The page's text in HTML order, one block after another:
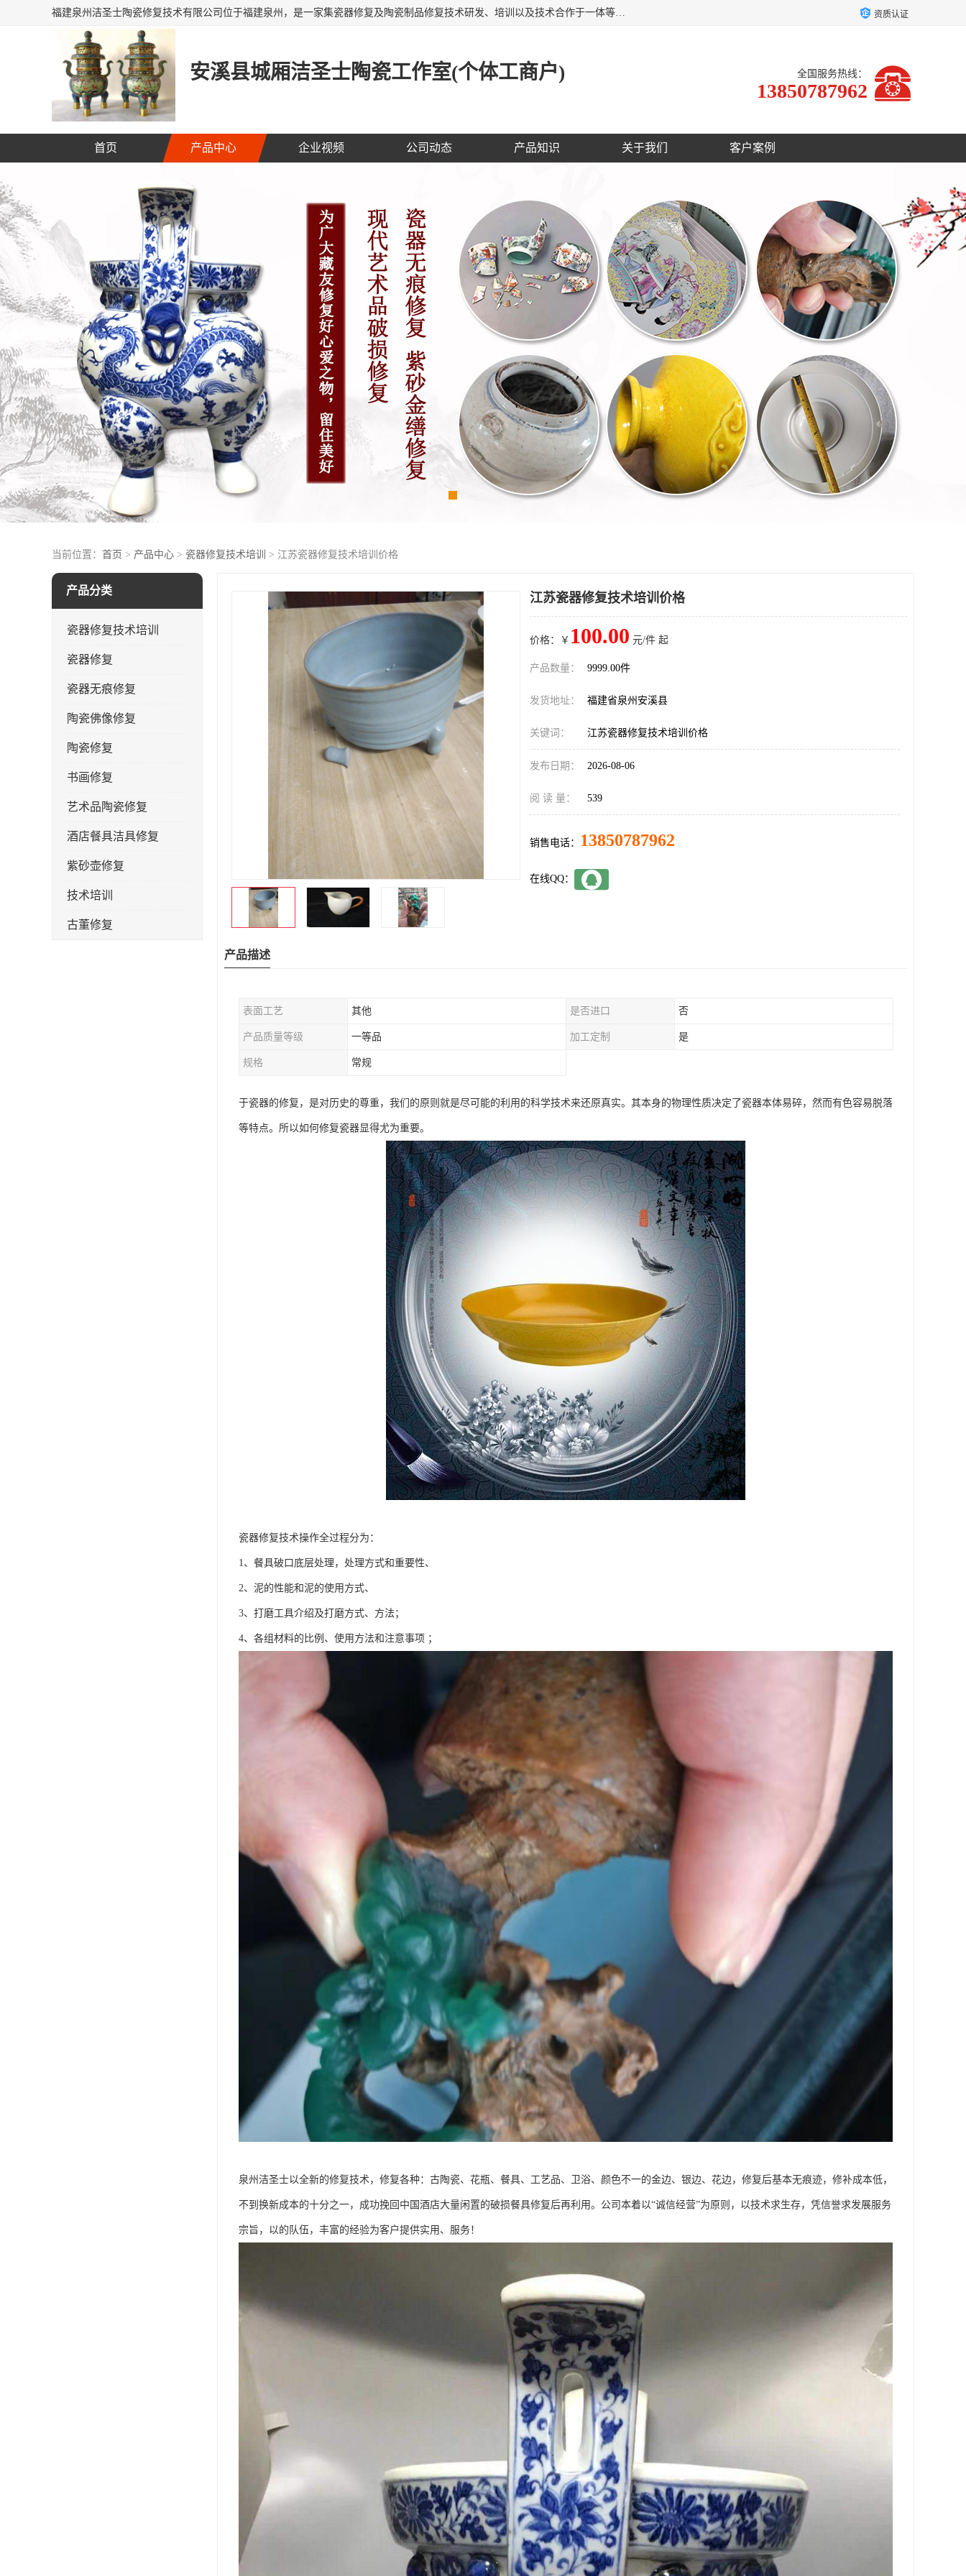
福建泉州洁圣士陶瓷修复技术有限公司位于福建泉州，是一家集瓷器修复及陶瓷制品修复技术研发、培训以及技术合作于一体等专业修复机构，公司主营：瓷器修复，陶瓷修复，瓷器无痕修复，陶瓷佛像修复，瓷器修复技术培训等。 洁圣士以全新的技术修复各种：古陶瓷、花瓶、餐具、工艺品、卫浴、颜色不一的金边、银边、花边，修复后基本无痕迹，修补成本低。丰富的经验为客户提供实用、优质服务！ 资质认证
安溪县城厢洁圣士陶瓷工作室(个体工商户) 全国服务热线：
13850787962
首页 产品中心 企业视频 公司动态 产品知识 关于我们 客户案例
当前位置： 首页 > 产品中心 > 瓷器修复技术培训 > 江苏瓷器修复技术培训价格
产品分类
瓷器修复技术培训
瓷器修复
瓷器无痕修复
陶瓷佛像修复
陶瓷修复
书画修复
艺术品陶瓷修复
酒店餐具洁具修复
紫砂壶修复
技术培训
古董修复
江苏瓷器修复技术培训价格
价格：￥ 100.00 元/件 起
产品数量： 9999.00件
发货地址： 福建省泉州安溪县
关键词： 江苏瓷器修复技术培训价格
发布日期： 2026-08-06
阅 读 量： 539
销售电话： 13850787962
在线QQ：
产品描述
表面工艺 其他 是否进口 否
产品质量等级 一等品 加工定制 是
规格 常规
于瓷器的修复，是对历史的尊重，我们的原则就是尽可能的利用的科学技术来还原真实。其本身的物理性质决定了瓷器本体易碎，然而有色容易脱落
等特点。所以如何修复瓷器显得尤为重要。
瓷器修复技术操作全过程分为：
1、餐具破口底层处理，处理方式和重要性、
2、泥的性能和泥的使用方式、
3、打磨工具介绍及打磨方式、方法；
4、各组材料的比例、使用方法和注意事项 ；
泉州洁圣士以全新的修复技术，修复各种：古陶瓷、花瓶、餐具、工艺品、卫浴、颜色不一的金边、银边、花边，修复后基本无痕迹，修补成本低，
不到换新成本的十分之一，成功挽回中国酒店大量闲置的破损餐具修复后再利用。公司本着以“诚信经营”为原则，以技术求生存，凭信誉求发展服务
宗旨，以的队伍，丰富的经验为客户提供实用、服务！